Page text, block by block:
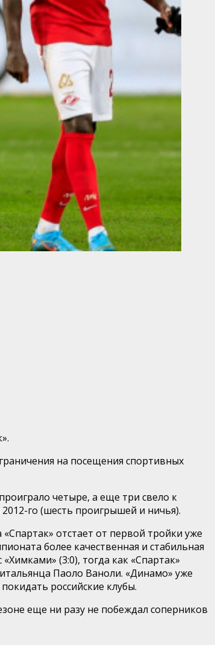
на посещения спортивных
четыре, а еще три свело к
го (шесть проигрышей и ничья).
отстает от первой тройки уже
более качественная и стабильная
(3:0), тогда как «Спартак»
Паоло Ваноли. «Динамо» уже
российские клубы.
еще ни разу не побеждал соперников